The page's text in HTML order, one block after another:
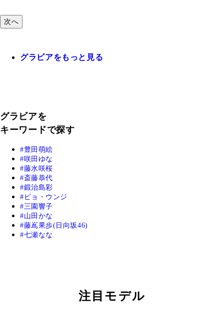
次へ
グラビアをもっと見る
グラビアを
キーワードで探す
豊田萌絵
咲田ゆな
藤水咲桜
斎藤恭代
鍛治島彩
ピョ・ウンジ
三園響子
山田かな
藤嶌果歩(日向坂46)
七瀬なな
注目モデル